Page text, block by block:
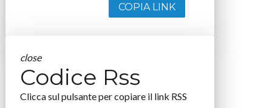
COPIA LINK
close
Codice Rss
Clicca sul pulsante per copiare il link RSS